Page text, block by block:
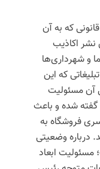
که به آن
نشر اکاذیب
و شهرداری‌ها
که این
آن مسئولیت
گفته شده و باعث
فروشگاه به
درباره وضعیتی
ابعاد